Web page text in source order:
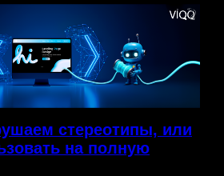
стереотипы, или
на полную